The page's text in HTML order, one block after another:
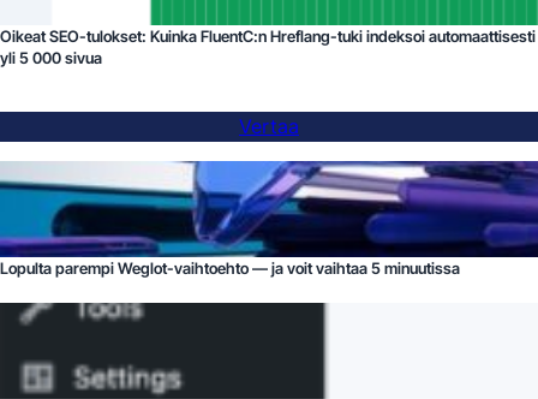
Oikeat SEO-tulokset: Kuinka FluentC:n Hreflang-tuki indeksoi automaattisesti
yli 5 000 sivua
Vertaa
Lopulta parempi Weglot-vaihtoehto — ja voit vaihtaa 5 minuutissa